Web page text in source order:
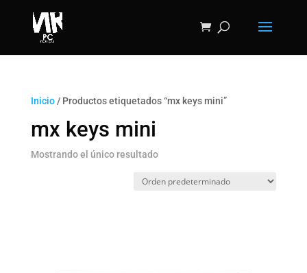
Inicio/ Productos etiquetados “mx keys mini”
mx keys mini
Mostrando el único resultado